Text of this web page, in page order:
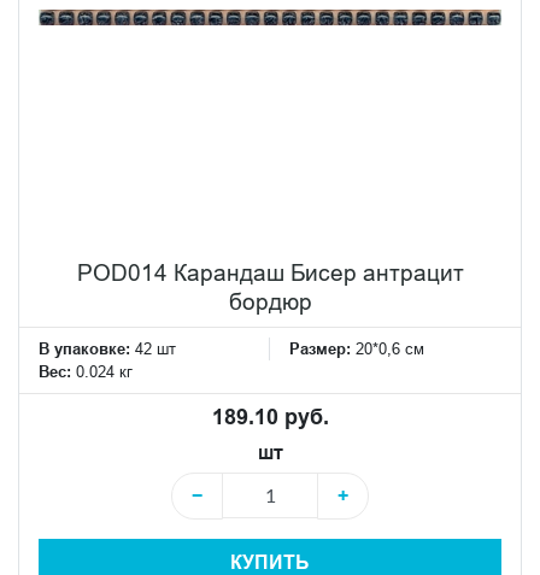
POD014 Карандаш Бисер антрацит
бордюр
В упаковке: 42 шт Размер: 20*0,6 см
Вес: 0.024 кг
189.10 руб.
шт
−
+
КУПИТЬ